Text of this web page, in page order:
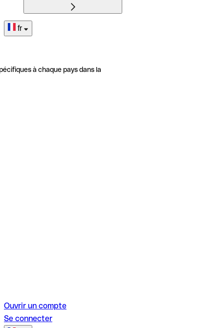
fr
à chaque pays dans la
Ouvrir un compte
Se connecter